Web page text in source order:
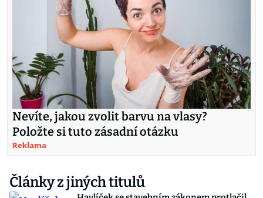
Nevíte, jakou zvolit barvu na vlasy?
Položte si tuto zásadní otázku
Reklama
Články z jiných titulů